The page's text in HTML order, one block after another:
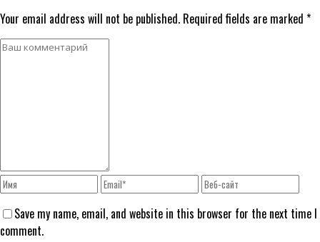
Your email address will not be published. Required fields are marked *
Save my name, email, and website in this browser for the next time I
comment.